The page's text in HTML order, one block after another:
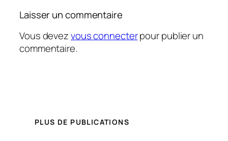
Laisser un commentaire
Vous devezvous connecterpour publier un
commentaire.
PLUS DE PUBLICATIONS